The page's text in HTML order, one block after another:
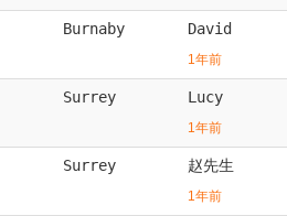
Burnaby David
1年前
Surrey Lucy
1年前
Surrey 赵先生
1年前